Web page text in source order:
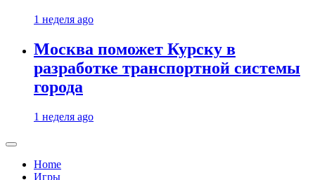
1 неделя ago
Москва поможет Курску в
разработке транспортной системы
города
1 неделя ago
Home
Игры